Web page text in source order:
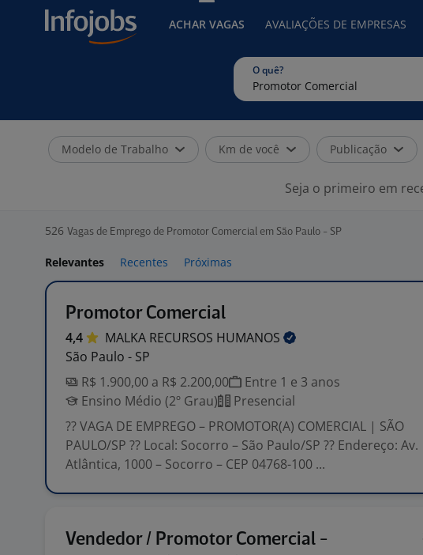
ACHAR VAGAS AVALIAÇÕES DE EMPRESAS
O quê?
Modelo de Trabalho Km de você Publicação
Seja o primeiro em
526 Vagas de Emprego de Promotor Comercial em São Paulo - SP
Relevantes Recentes Próximas
Promotor Comercial
4,4 MALKA RECURSOS HUMANOS
São Paulo - SP
R$ 1.900,00 a R$ 2.200,00
Entre 1 e 3 anos
Ensino Médio (2º Grau)
Presencial
?? VAGA DE EMPREGO – PROMOTOR(A) COMERCIAL | SÃO
PAULO/SP ?? Local: Socorro – São Paulo/SP ?? Endereço: Av.
Atlântica, 1000 – Socorro – CEP 04768-100 ...
Vendedor / Promotor Comercial -